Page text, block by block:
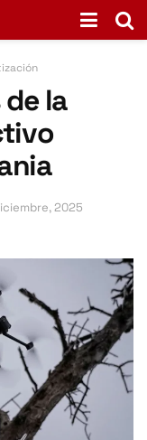
la
2025